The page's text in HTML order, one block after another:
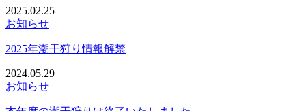
2025.02.25
お知らせ
2025年潮干狩り情報解禁
2024.05.29
お知らせ